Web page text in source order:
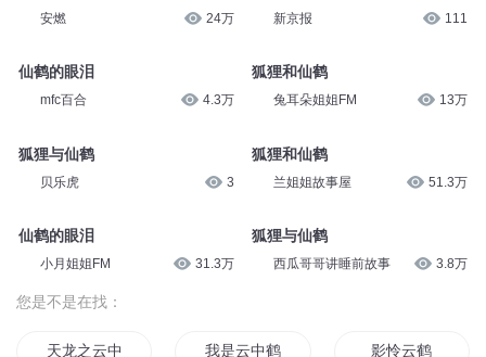
安燃 24万
仙鹤的眼泪
mfc百合 4.3万
狐狸与仙鹤
贝乐虎 3
仙鹤的眼泪
小月姐姐FM 31.3万
新京报 111
狐狸和仙鹤
兔耳朵姐姐FM 13万
狐狸和仙鹤
兰姐姐故事屋 51.3万
狐狸与仙鹤
西瓜哥哥讲睡前故事 3.8万
您是不是在找：
天龙之云中鹤 我是云中鹤 影怜云鹤